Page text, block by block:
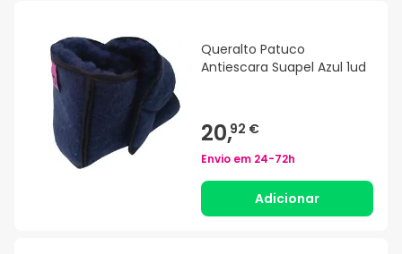
Queralto Patuco
Antiescara Suapel Azul 1ud
20,92 €
Envio em 24-72h
Adicionar